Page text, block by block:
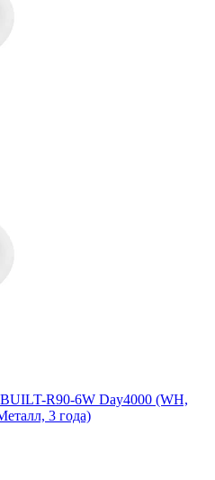
R90-6W Day4000 (WH,
3 года)